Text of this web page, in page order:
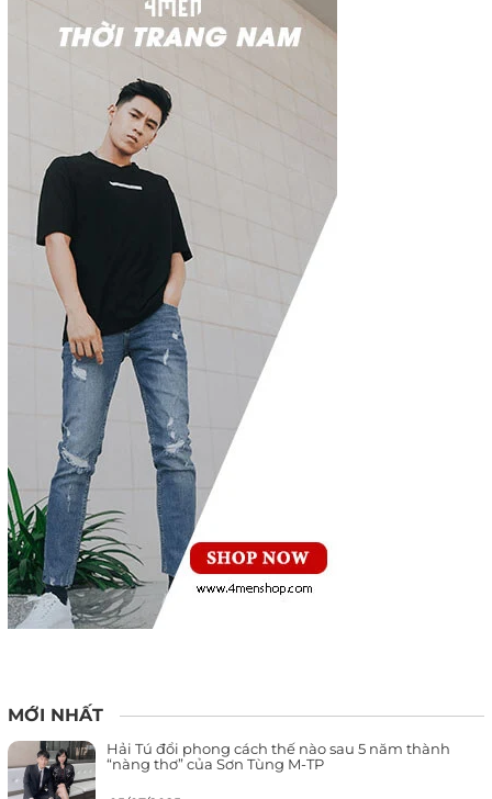
MỚI NHẤT
Hải Tú đổi phong cách thế nào sau 5 năm thành
“nàng thơ” của Sơn Tùng M-TP